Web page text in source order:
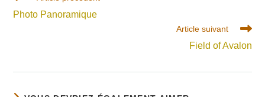
articles
Photo Panoramique
Article suivant
Field of Avalon